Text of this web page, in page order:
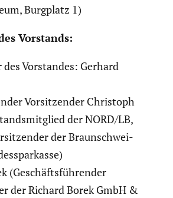
Burgplatz 1)
Vorstands:
Vorstandes: Gerhard
Vorsit­zender Christoph
der NORD/LB,
der Braun­schwei­
(Geschäfts­füh­render
der Richard Borek GmbH &